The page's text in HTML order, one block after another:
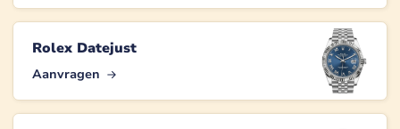
Rolex Datejust
Aanvragen